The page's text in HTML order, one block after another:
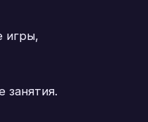
игры,
занятия.